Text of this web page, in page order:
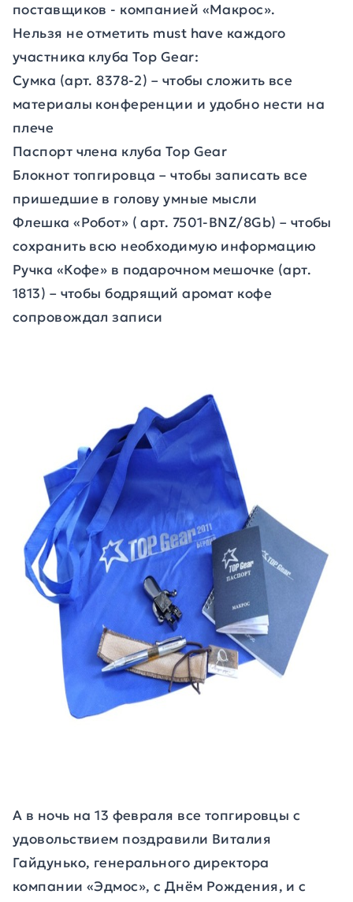
поставщиков - компанией «Макрос».
Нельзя не отметить must have каждого
участника клуба Top Gear:
Сумка (арт. 8378-2) – чтобы сложить все
материалы конференции и удобно нести на
плече
Паспорт члена клуба Top Gear
Блокнот топгировца – чтобы записать все
пришедшие в голову умные мысли
Флешка «Робот» ( арт. 7501-BNZ/8Gb) – чтобы
сохранить всю необходимую информацию
Ручка «Кофе» в подарочном мешочке (арт.
1813) – чтобы бодрящий аромат кофе
сопровождал записи
А в ночь на 13 февраля все топгировцы с
удовольствием поздравили Виталия
Гайдунько, генерального директора
компании «Эдмос», с Днём Рождения, и с